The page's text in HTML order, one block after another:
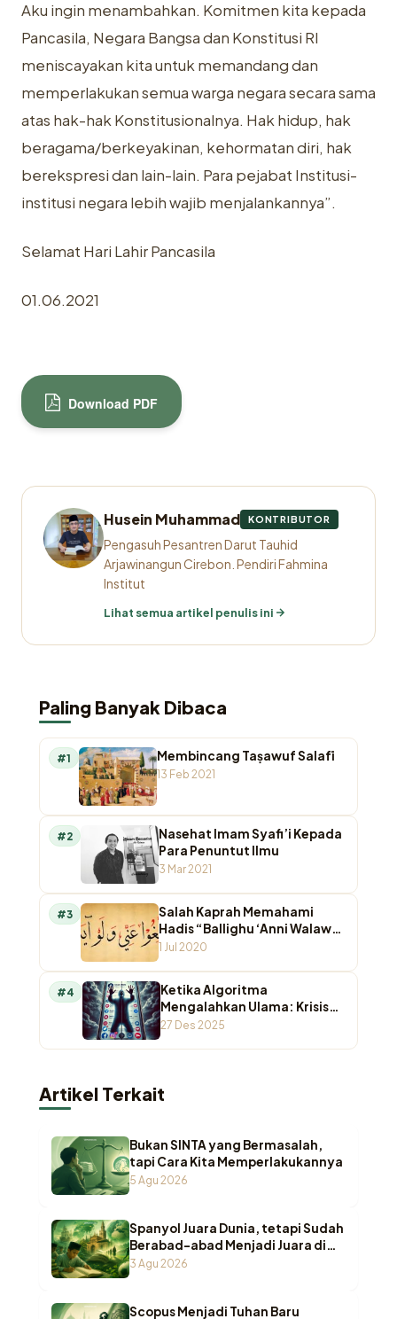
Aku ingin menambahkan. Komitmen kita kepada
Pancasila, Negara Bangsa dan Konstitusi RI
meniscayakan kita untuk memandang dan
memperlakukan semua warga negara secara sama
atas hak-hak Konstitusionalnya. Hak hidup, hak
beragama/berkeyakinan, kehormatan diri, hak
berekspresi dan lain-lain. Para pejabat Institusi-
institusi negara lebih wajib menjalankannya”.
Selamat Hari Lahir Pancasila
01.06.2021
Download PDF
Husein Muhammad KONTRIBUTOR
Pengasuh Pesantren Darut Tauhid
Arjawinangun Cirebon. Pendiri Fahmina
Institut
Lihat semua artikel penulis ini
Paling Banyak Dibaca
#1 Membincang Taṣawuf Salafī
13 Feb 2021
#2
Nasehat Imam Syafi’i Kepada
Para Penuntut Ilmu
3 Mar 2021
#3
Salah Kaprah Memahami
Hadis “Ballighu ‘Anni Walaw
Ayah”
1 Jul 2020
#4
Ketika Algoritma
Mengalahkan Ulama: Krisis
Otoritas Keagamaan di
27 Des 2025
Artikel Terkait
Bukan SINTA yang Bermasalah,
tapi Cara Kita Memperlakukannya
5 Agu 2026
Spanyol Juara Dunia, tetapi Sudah
Berabad-abad Menjadi Juara di
Pesantren Indonesia
3 Agu 2026
Scopus Menjadi Tuhan Baru